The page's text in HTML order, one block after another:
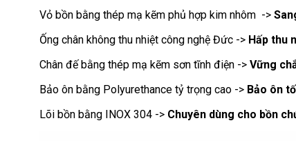
Vỏ bồn bằng thép mạ kẽm phủ hợp kim nhôm ->
Ống chân không thu nhiệt công nghệ Đức -> Hấp thu
Chân đế bằng thép mạ kẽm sơn tĩnh điện -> Vững
Bảo ôn bằng Polyurethance tỷ trọng cao -> Bảo ôn
Lõi bồn bằng INOX 304 -> Chuyên dùng cho bồn